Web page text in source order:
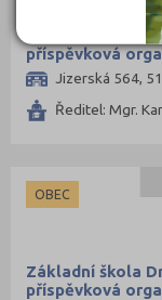
Základní škola
příspěvková
Jizerská 564,
Ředitel: Mgr.
OBEC
Základní škola
příspěvková